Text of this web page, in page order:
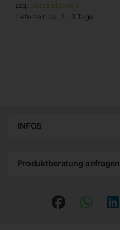
zzgl. Versandkosten
Lieferzeit: ca. 2 - 3 Tage
INFOS
Produktberatung anfragen